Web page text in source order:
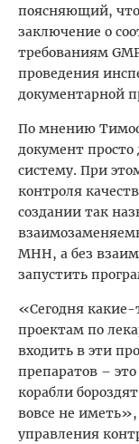
поясняющий, что
заключение о
требованиям
проведения
документарной
По мнению
документ
систему. При
контроля
создании так
МНН, а без
запустить
«Сегодня
проектам по
входить в эти
препаратов –
корабли
вовсе не
управления